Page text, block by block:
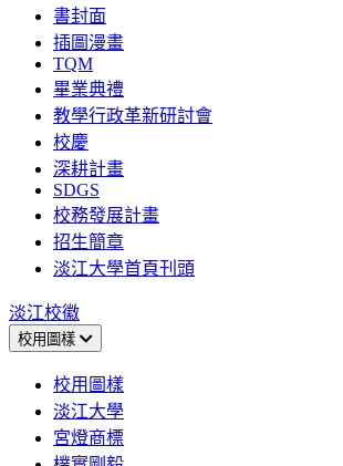
書封面
插圖漫畫
TQM
畢業典禮
教學行政革新研討會
校慶
深耕計畫
SDGS
校務發展計畫
招生簡章
淡江大學首頁刊頭
淡江校徽
校用圖樣
校用圖樣
淡江大學
宮燈商標